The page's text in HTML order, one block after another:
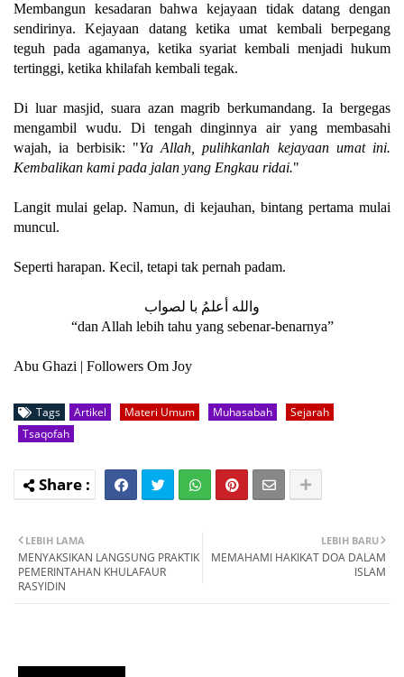
Membangun kesadaran bahwa kejayaan tidak datang dengan
sendirinya. Kejayaan datang ketika umat kembali berpegang
teguh pada agamanya, ketika syariat kembali menjadi hukum
tertinggi, ketika khilafah kembali tegak.
Di luar masjid, suara azan magrib berkumandang. Ia bergegas
mengambil wudu. Di tengah dinginnya air yang membasahi
wajah, ia berbisik: "Ya Allah, pulihkanlah kejayaan umat ini.
Kembalikan kami pada jalan yang Engkau ridai."
Langit mulai gelap. Namun, di kejauhan, bintang pertama mulai
muncul.
Seperti harapan. Kecil, tetapi tak pernah padam.
والله أعلمُ ﺑﺎ ﻟﺼﻮﺍﺏ
“dan Allah lebih tahu yang sebenar-benarnya”
Abu Ghazi | Followers Om Joy
Tags Artikel Materi Umum Muhasabah
Sejarah
Tsaqofah
LEBIH BARU
MEMAHAMI HAKIKAT DOA DALAM
ISLAM
LEBIH LAMA
MENYAKSIKAN LANGSUNG PRAKTIK
PEMERINTAHAN KHULAFAUR
RASYIDIN